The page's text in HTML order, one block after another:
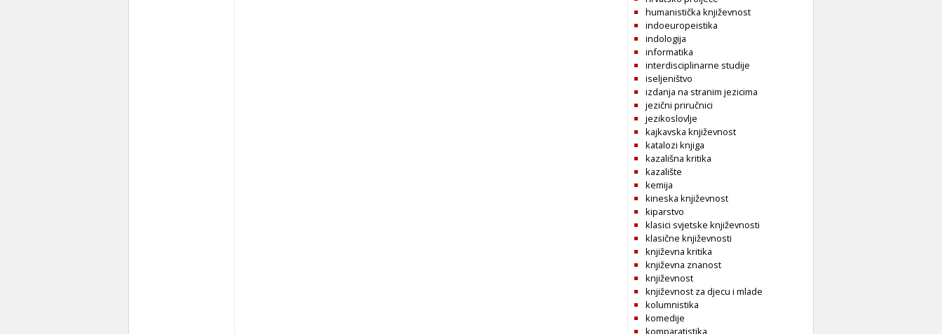
humanistička književnost
indoeuropeistika
indologija
informatika
interdisciplinarne studije
iseljeništvo
izdanja na stranim jezicima
jezični priručnici
jezikoslovlje
kajkavska književnost
katalozi knjiga
kazališna kritika
kazalište
kemija
kineska književnost
kiparstvo
klasici svjetske književnosti
klasične književnosti
književna kritika
književna znanost
književnost
književnost za djecu i mlade
kolumnistika
komedije
komparatistika